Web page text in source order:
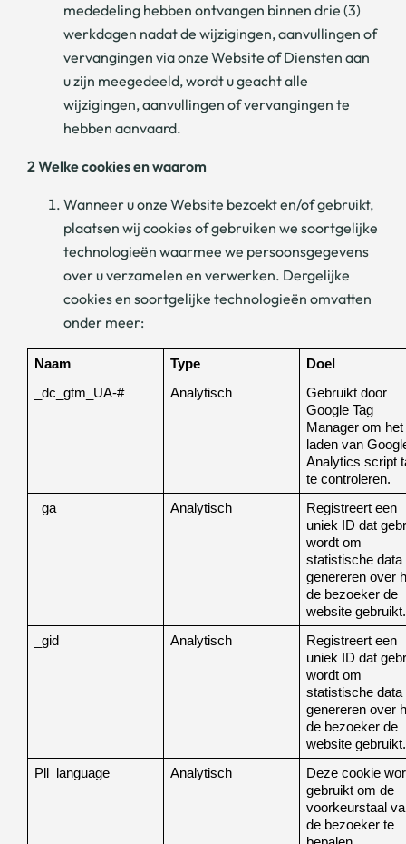
mededeling hebben ontvangen binnen drie (3)
werkdagen nadat de wijzigingen, aanvullingen of
vervangingen via onze Website of Diensten aan
u zijn meegedeeld, wordt u geacht alle
wijzigingen, aanvullingen of vervangingen te
hebben aanvaard.
2 Welke cookies en waarom
Wanneer u onze Website bezoekt en/of gebruikt,
plaatsen wij cookies of gebruiken we soortgelijke
technologieën waarmee we persoonsgegevens
over u verzamelen en verwerken. Dergelijke
cookies en soortgelijke technologieën omvatten
onder meer:
Naam Type
Doel
_dc_gtm_UA-#
Analytisch
Gebruikt door
Google Tag
Manager om het
laden van
Analytics script
te controleren.
_ga
Analytisch
Registreert een
uniek ID dat
wordt om
statistische data
genereren over
de bezoeker de
website
_gid
Analytisch
Registreert een
uniek ID dat
wordt om
statistische data
genereren over
de bezoeker de
website
Pll_language
Analytisch
Deze cookie
gebruikt om de
voorkeurstaal
de bezoeker te